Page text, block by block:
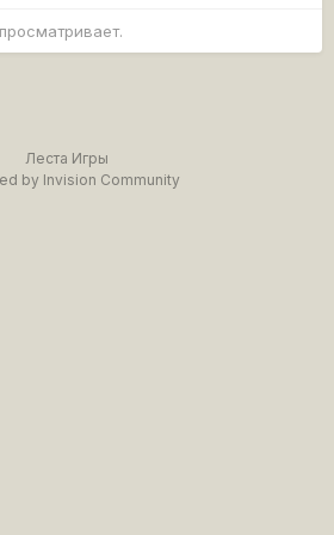
Леста Игры
by Invision Community